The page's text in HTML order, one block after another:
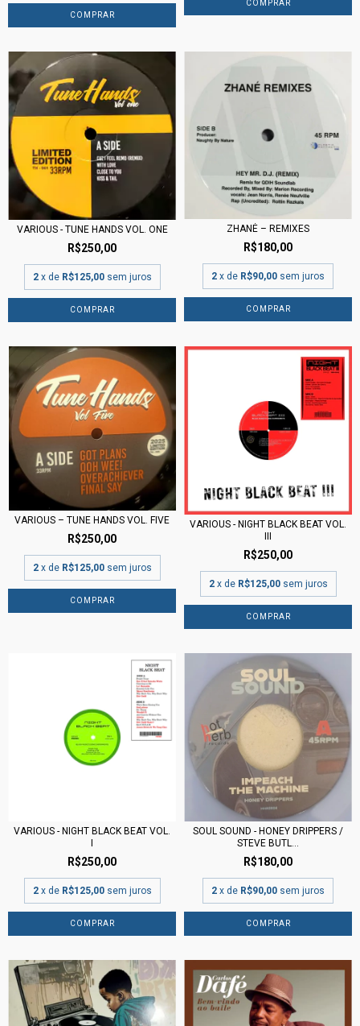
VARIOUS - TUNE HANDS VOL. ONE
R$250,00
2 x de R$125,00 sem juros
ZHANÉ – REMIXES
R$180,00
2 x de R$90,00 sem juros
VARIOUS ‎– TUNE HANDS VOL. FIVE
R$250,00
2 x de R$125,00 sem juros
VARIOUS - NIGHT BLACK BEAT VOL.
III
R$250,00
2 x de R$125,00 sem juros
VARIOUS - NIGHT BLACK BEAT VOL.
I
R$250,00
2 x de R$125,00 sem juros
SOUL SOUND - HONEY DRIPPERS /
STEVE BUTL...
R$180,00
2 x de R$90,00 sem juros